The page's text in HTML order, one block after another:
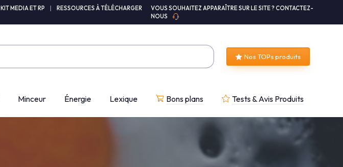
KIT MEDIA ET RP
RESSOURCES À TÉLÉCHARGER
VOUS SOUHAITEZ APPARAÎTRE SUR LE SITE ? CONTACTEZ-
NOUS
Nos TOPs produits
Minceur Énergie Lexique Bons plans Tests & Avis Produits